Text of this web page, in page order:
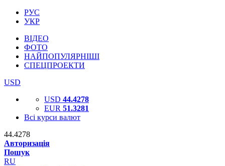
РУС
УКР
ВІДЕО
ФОТО
НАЙПОПУЛЯРНІШІ
СПЕЦПРОЕКТИ
USD
USD 44.4278
EUR 51.3281
Всі курси валют
44.4278
Авторизація
Пошук
RU